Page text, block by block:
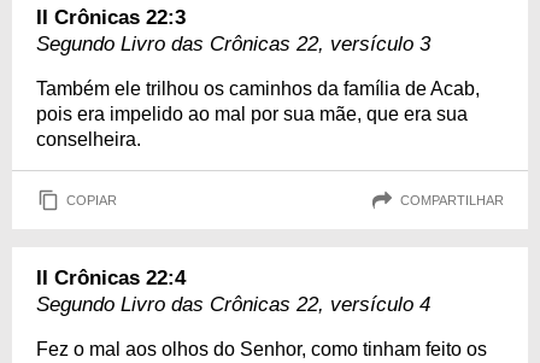
II Crônicas 22:3
Segundo Livro das Crônicas 22, versículo 3
Também ele trilhou os caminhos da família de Acab,
pois era impelido ao mal por sua mãe, que era sua
conselheira.
COPIAR COMPARTILHAR
II Crônicas 22:4
Segundo Livro das Crônicas 22, versículo 4
Fez o mal aos olhos do Senhor, como tinham feito os